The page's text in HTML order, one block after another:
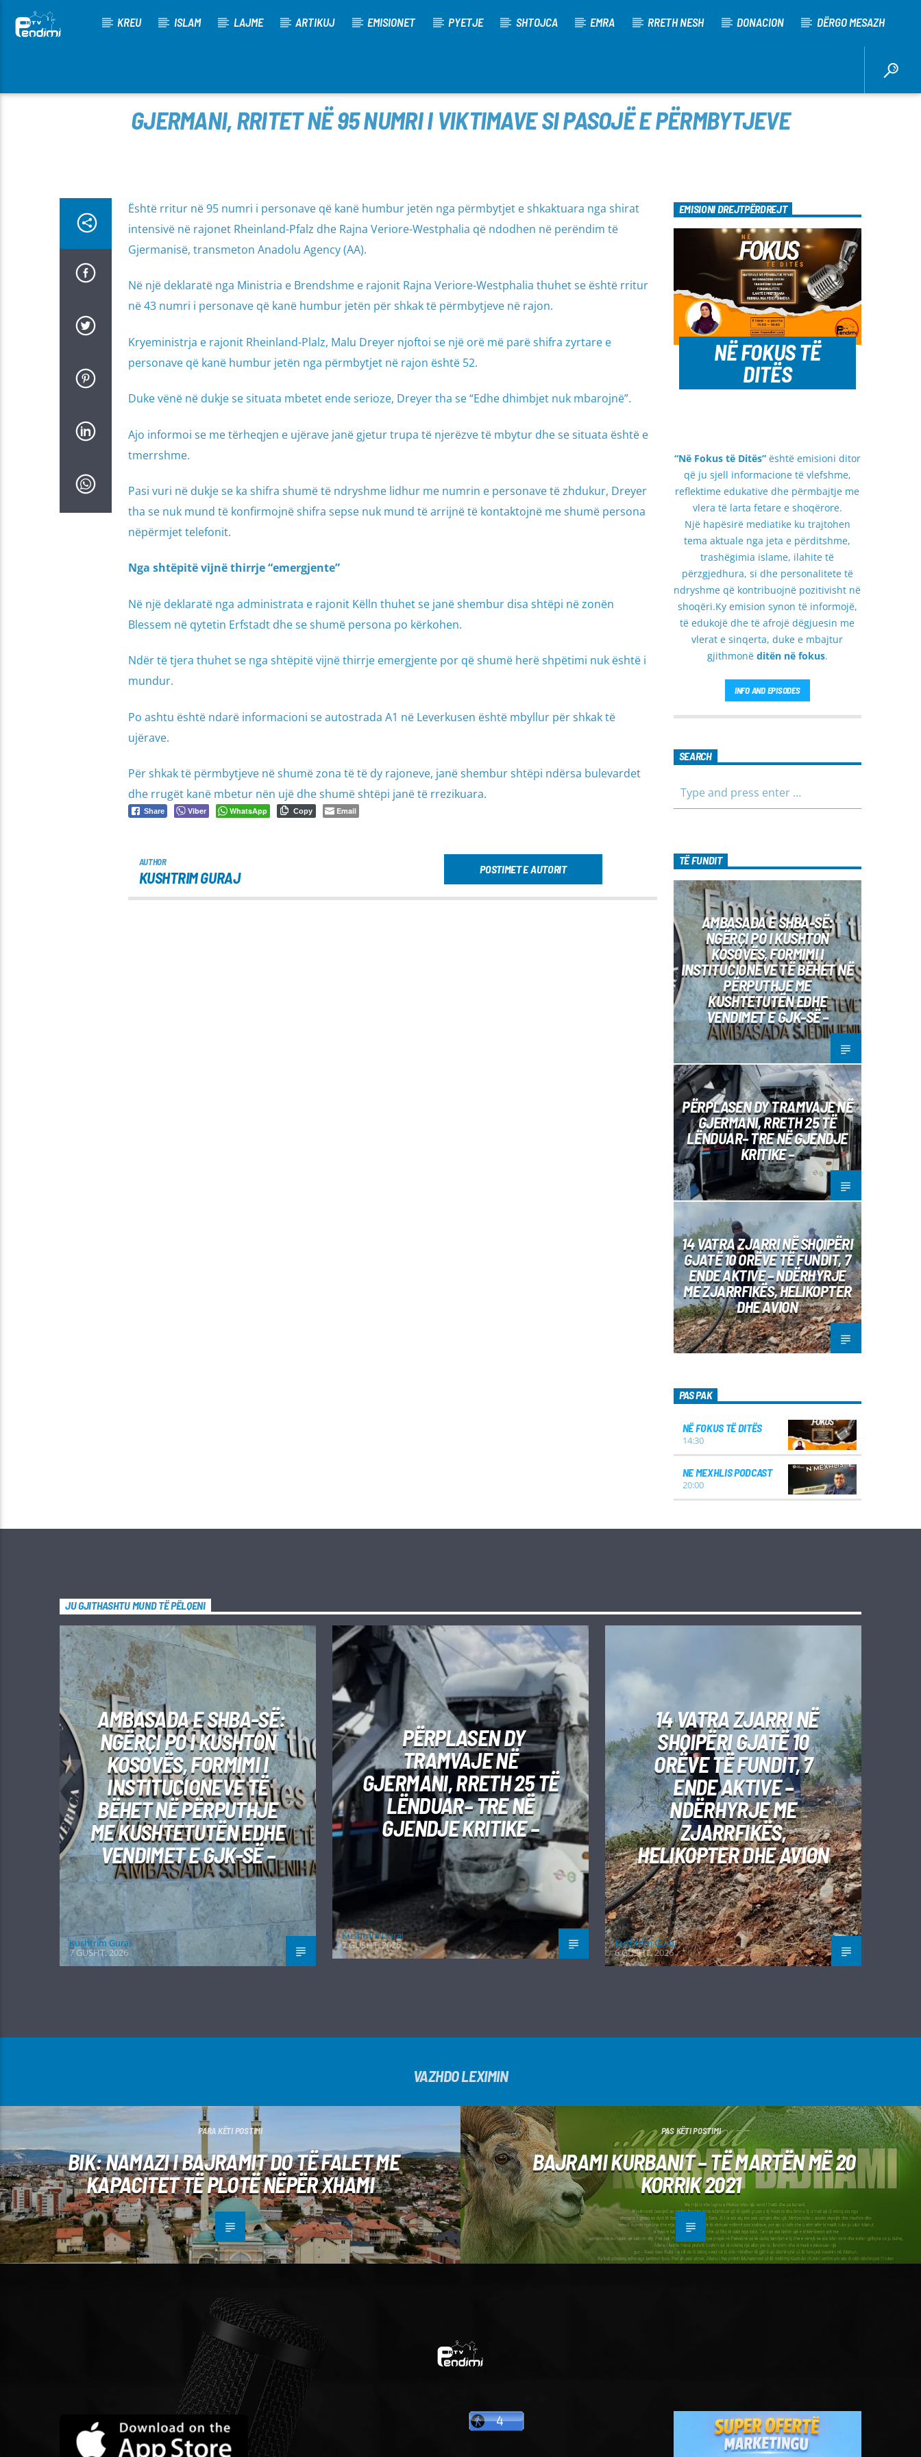
KREU ISLAM LAJME ARTIKUJ EMISIONET PYETJE SHTOJCA EMRA RRETH NESH DONACION DËRGO MESAZH
GJERMANI, RRITET NË 95 NUMRI I VIKTIMAVE SI PASOJË E PËRMBYTJEVE
Është rritur në 95 numri i personave që kanë humbur jetën nga përmbytjet e shkaktuara nga shirat
intensivë në rajonet Rheinland-Pfalz dhe Rajna Veriore-Westphalia që ndodhen në perëndim të
Gjermanisë, transmeton Anadolu Agency (AA).
Në një deklaratë nga Ministria e Brendshme e rajonit Rajna Veriore-Westphalia thuhet se është rritur
në 43 numri i personave që kanë humbur jetën për shkak të përmbytjeve në rajon.
Kryeministrja e rajonit Rheinland-Plalz, Malu Dreyer njoftoi se një orë më parë shifra zyrtare e
personave që kanë humbur jetën nga përmbytjet në rajon është 52.
Duke vënë në dukje se situata mbetet ende serioze, Dreyer tha se “Edhe dhimbjet nuk mbarojnë”.
Ajo informoi se me tërheqjen e ujërave janë gjetur trupa të njerëzve të mbytur dhe se situata është e
tmerrshme.
Pasi vuri në dukje se ka shifra shumë të ndryshme lidhur me numrin e personave të zhdukur, Dreyer
tha se nuk mund të konfirmojnë shifra sepse nuk mund të arrijnë të kontaktojnë me shumë persona
nëpërmjet telefonit.
Nga shtëpitë vijnë thirrje “emergjente”
Në një deklaratë nga administrata e rajonit Këlln thuhet se janë shembur disa shtëpi në zonën
Blessem në qytetin Erfstadt dhe se shumë persona po kërkohen.
Ndër të tjera thuhet se nga shtëpitë vijnë thirrje emergjente por që shumë herë shpëtimi nuk është i
mundur.
Po ashtu është ndarë informacioni se autostrada A1 në Leverkusen është mbyllur për shkak të
ujërave.
Për shkak të përmbytjeve në shumë zona të të dy rajoneve, janë shembur shtëpi ndërsa bulevardet
dhe rrugët kanë mbetur nën ujë dhe shumë shtëpi janë të rrezikuara.
Share Viber WhatsApp Copy Email
AUTHOR
KUSHTRIM GURAJ POSTIMET E AUTORIT
EMISIONI DREJTPËRDREJT
NË FOKUS TË
DITËS
“Në Fokus të Ditës”është emisioni ditor
që ju sjell informacione të vlefshme,
reflektime edukative dhe përmbajtje me
vlera të larta fetare e shoqërore.
Një hapësirë mediatike ku trajtohen
tema aktuale nga jeta e përditshme,
trashëgimia islame, ilahite të
përzgjedhura, si dhe personalitete të
ndryshme që kontribuojnë pozitivisht në
shoqëri.Ky emision synon të informojë,
të edukojë dhe të afrojë dëgjuesin me
vlerat e sinqerta, duke e mbajtur
gjithmonë ditën në fokus.
INFO AND EPISODES
SEARCH
TË FUNDIT
AMBASADA E SHBA-SË:
NGËRÇI PO I KUSHTON
KOSOVËS, FORMIMI I
INSTITUCIONEVE TË BËHET NË
PËRPUTHJE ME
KUSHTETUTËN EDHE
VENDIMET E GJK-SË –
PËRPLASEN DY TRAMVAJE NË
GJERMANI, RRETH 25 TË
LËNDUAR– TRE NË GJENDJE
KRITIKE –
14 VATRA ZJARRI NË SHQIPËRI
GJATË 10 ORËVE TË FUNDIT, 7
ENDE AKTIVE – NDËRHYRJE
ME ZJARRFIKËS, HELIKOPTER
DHE AVION
PAS PAK
NË FOKUS TË DITËS
14:30
NE MEXHLIS PODCAST
20:00
JU GJITHASHTU MUND TË PËLQENI
AMBASADA E SHBA-SË:
NGËRÇI PO I KUSHTON
KOSOVËS, FORMIMI I
INSTITUCIONEVE TË
BËHET NË PËRPUTHJE
ME KUSHTETUTËN EDHE
VENDIMET E GJK-SË –
Kushtrim Guraj
7 GUSHT, 2026
PËRPLASEN DY
TRAMVAJE NË
GJERMANI, RRETH 25 TË
LËNDUAR– TRE NË
GJENDJE KRITIKE –
Kushtrim Guraj
7 GUSHT, 2026
14 VATRA ZJARRI NË
SHQIPËRI GJATË 10
ORËVE TË FUNDIT, 7
ENDE AKTIVE –
NDËRHYRJE ME
ZJARRFIKËS,
HELIKOPTER DHE AVION
Kushtrim Guraj
6 GUSHT, 2026
VAZHDO LEXIMIN
PARA KËTI POSTIMI
BIK: NAMAZI I BAJRAMIT DO TË FALET ME
KAPACITET TË PLOTË NËPËR XHAMI
PAS KËTI POSTIMI
BAJRAMI KURBANIT – TË MARTËN MË 20
KORRIK 2021